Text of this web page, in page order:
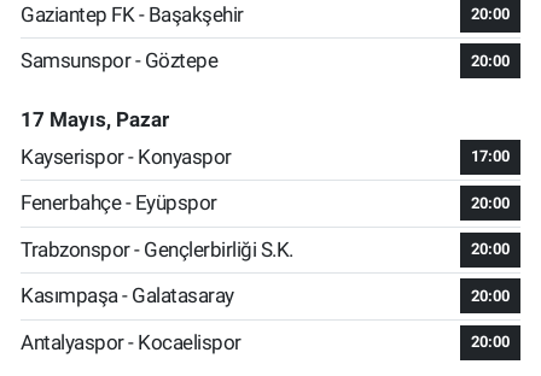
Gaziantep FK - Başakşehir 20:00
Samsunspor - Göztepe 20:00
17 Mayıs, Pazar
Kayserispor - Konyaspor
17:00
Fenerbahçe - Eyüpspor 20:00
Trabzonspor - Gençlerbirliği S.K. 20:00
Kasımpaşa - Galatasaray 20:00
Antalyaspor - Kocaelispor 20:00